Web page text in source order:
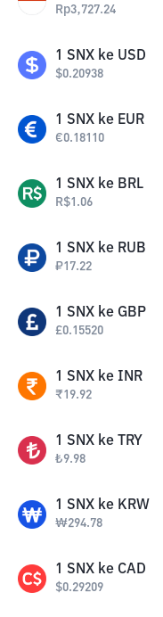
Rp3,727.24
1 SNX ke USD
$0.20938
1 SNX ke EUR
€0.18110
1 SNX ke BRL
R$1.06
1 SNX ke RUB
₽17.22
1 SNX ke GBP
£0.15520
1 SNX ke INR
₹19.92
1 SNX ke TRY
₺9.98
1 SNX ke KRW
₩294.78
1 SNX ke CAD
$0.29209